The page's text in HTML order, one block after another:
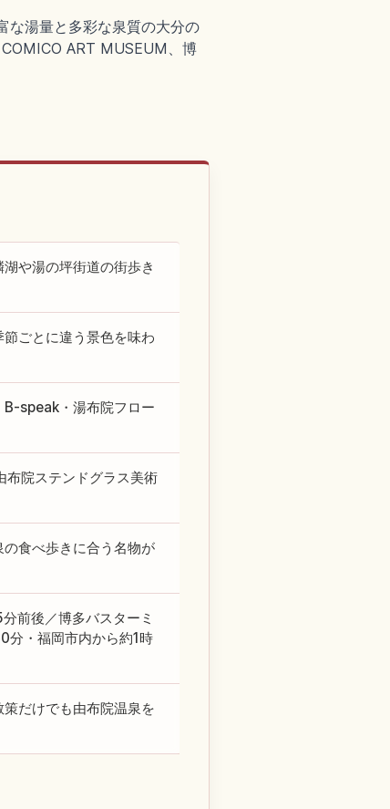
な湯量と多彩な泉質の大分の
ART MUSEUM、博
や湯の坪街道の街歩き
ごとに違う景色を味わ
B-speak・湯布院フロー
布院ステンドグラス美術
食べ歩きに合う名物が
前後／博多バスターミ
分・福岡市内から約1時
だけでも由布院温泉を